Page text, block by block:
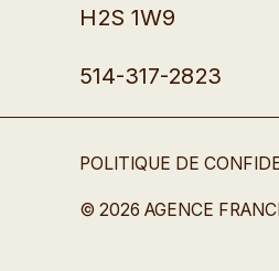
H2S 1W9
514-317-2823
© 2026 AGENCE
POLITIQUE DE